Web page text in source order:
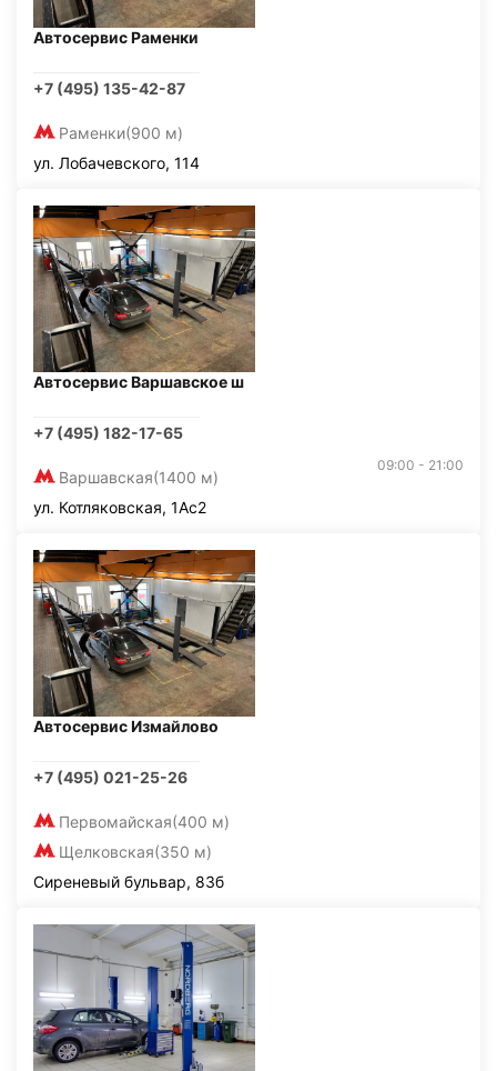
Автосервис Раменки
+7 (495) 135-42-87
Раменки(900 м)
ул. Лобачевского, 114
Автосервис Варшавское ш
+7 (495) 182-17-65
Варшавская(1400 м)
09:00 - 21:00
ул. Котляковская, 1Ас2
Автосервис Измайлово
+7 (495) 021-25-26
Первомайская(400 м)
Щелковская(350 м)
Сиреневый бульвар, 83б